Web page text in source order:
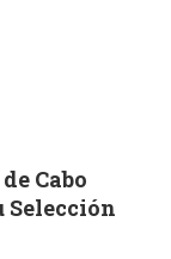
Cabo
Selección